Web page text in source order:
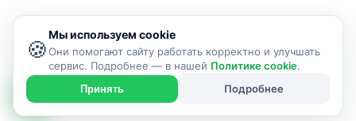
🍪
Мы используем cookie
Они помогают сайту работать корректно и улучшать
сервис. Подробнее — в нашей Политике cookie.
Принять Подробнее